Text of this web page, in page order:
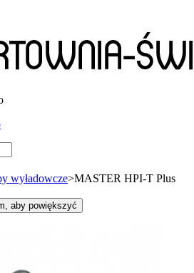
wyładowcze>MASTER HPI-T Plus
aby powiększyć